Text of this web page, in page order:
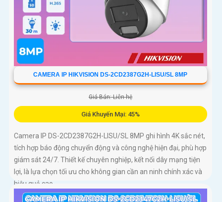
CAMERA IP HIKVISION DS-2CD2387G2H-LISU/SL 8MP
Giá Bán: Liên hệ
Giá Khuyến Mại: 45%
Camera IP DS-2CD2387G2H-LISU/SL 8MP ghi hình 4K sắc nét,
tích hợp báo động chuyển động và công nghệ hiện đại, phù hợp
giám sát 24/7. Thiết kế chuyên nghiệp, kết nối dây mạng tiện
lợi, là lựa chọn tối ưu cho không gian cần an ninh chính xác và
hiệu quả cao